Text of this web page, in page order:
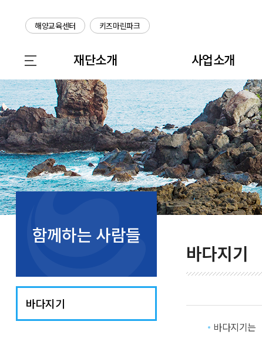
해양교육센터 키즈마린파크
재단소개 사업소개
함께하는 사람들
바다지기
바다지기
바다지기는